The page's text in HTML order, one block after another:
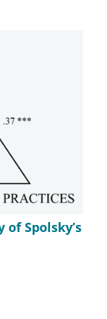
Spolsky’s